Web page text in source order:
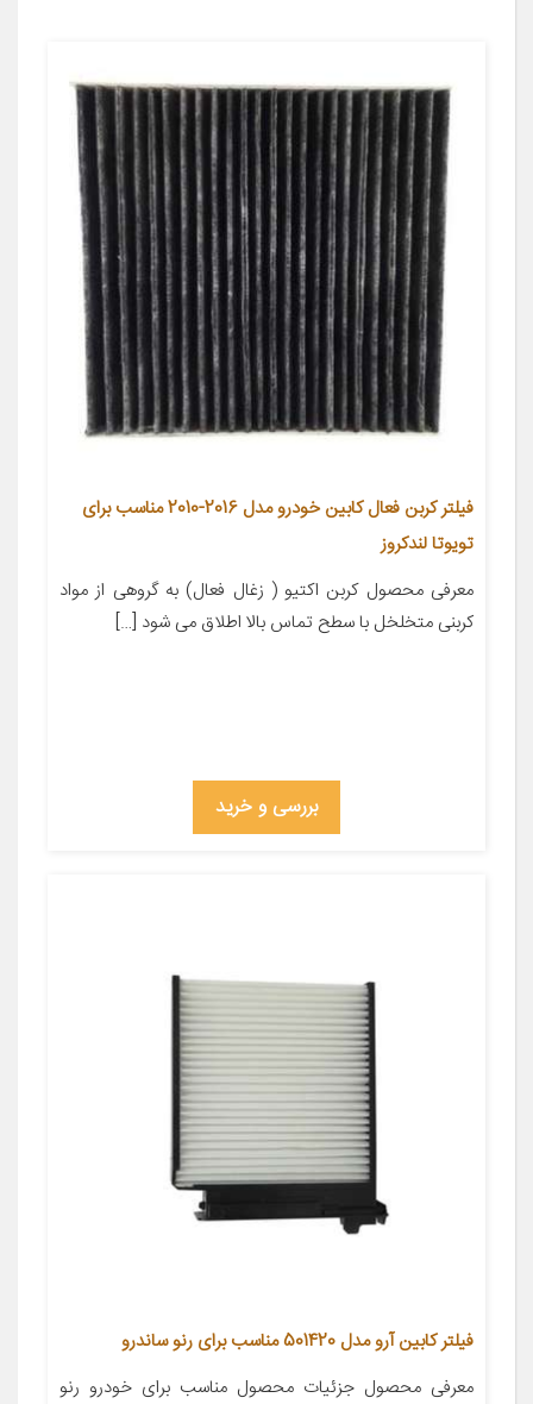
فیلتر کربن فعال کابین خودرو مدل 2016-2010 مناسب برای
تویوتا لندکروز
معرفی محصول کربن اکتیو ( زغال فعال) به گروهی از مواد
کربنی متخلخل با سطح تماس بالا اطلاق می شود […]
بررسی و خرید
فیلتر کابین آرو مدل 501420 مناسب برای رنو ساندرو
معرفی محصول جزئیات محصول مناسب برای خودرو رنو